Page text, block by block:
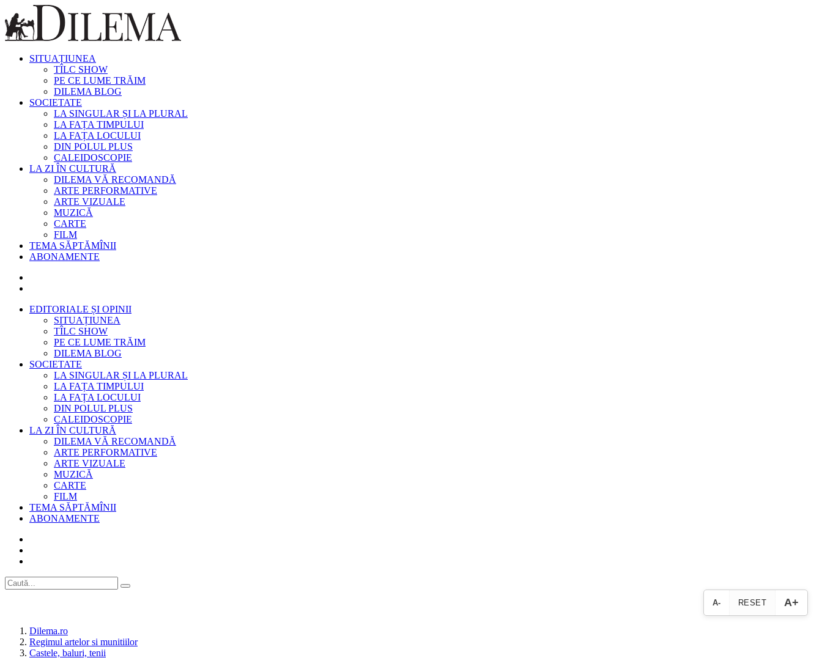
SITUAȚIUNEA
TÎLC SHOW
PE CE LUME TRĂIM
DILEMA BLOG
SOCIETATE
LA SINGULAR ȘI LA PLURAL
LA FAȚA TIMPULUI
LA FAȚA LOCULUI
DIN POLUL PLUS
CALEIDOSCOPIE
LA ZI ÎN CULTURĂ
DILEMA VĂ RECOMANDĂ
ARTE PERFORMATIVE
ARTE VIZUALE
MUZICĂ
CARTE
FILM
TEMA SĂPTĂMÎNII
ABONAMENTE
EDITORIALE ȘI OPINII
SITUAȚIUNEA
TÎLC SHOW
PE CE LUME TRĂIM
DILEMA BLOG
SOCIETATE
LA SINGULAR ȘI LA PLURAL
LA FAȚA TIMPULUI
LA FAȚA LOCULUI
DIN POLUL PLUS
CALEIDOSCOPIE
LA ZI ÎN CULTURĂ
DILEMA VĂ RECOMANDĂ
ARTE PERFORMATIVE
ARTE VIZUALE
MUZICĂ
CARTE
FILM
TEMA SĂPTĂMÎNII
ABONAMENTE
A- RESET A+
Dilema.ro
Regimul artelor si munitiilor
Castele, baluri, tenii